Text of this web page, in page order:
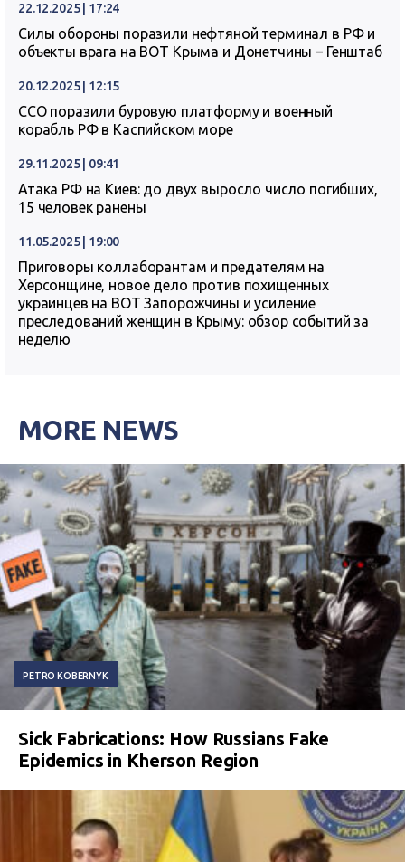
22.12.2025 | 17:24
Силы обороны поразили нефтяной терминал в РФ и
объекты врага на ВОТ Крыма и Донетчины – Генштаб
20.12.2025 | 12:15
ССО поразили буровую платформу и военный
корабль РФ в Каспийском море
29.11.2025 | 09:41
Атака РФ на Киев: до двух выросло число погибших,
15 человек ранены
11.05.2025 | 19:00
Приговоры коллаборантам и предателям на
Херсонщине, новое дело против похищенных
украинцев на ВОТ Запорожчины и усиление
преследований женщин в Крыму: обзор событий за
неделю
MORE NEWS
PETRO KOBERNYK
Sick Fabrications: How Russians Fake
Epidemics in Kherson Region